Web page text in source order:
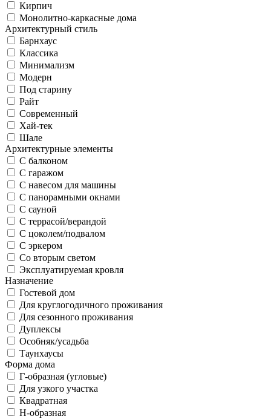
Кирпич
Монолитно-каркасные дома
Архитектурный стиль
Барнхаус
Классика
Минимализм
Модерн
Под старину
Райт
Современный
Хай-тек
Шале
Архитектурные элементы
С балконом
С гаражом
С навесом для машины
С панорамными окнами
С сауной
С террасой/верандой
С цоколем/подвалом
С эркером
Со вторым светом
Эксплуатируемая кровля
Назначение
Гостевой дом
Для круглогодичного проживания
Для сезонного проживания
Дуплексы
Особняк/усадьба
Таунхаусы
Форма дома
Г-образная (угловые)
Для узкого участка
Квадратная
Н-образная